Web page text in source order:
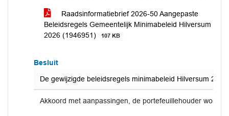
Raadsinformatiebrief 2026-50 Aangepaste
Beleidsregels Gemeentelijk Minimabeleid Hilversum
2026 (1946951)
107 KB
Besluit
De gewijzigde beleidsregels minimabeleid Hilversum
Akkoord met aanpassingen, de portefeuillehouder wordt